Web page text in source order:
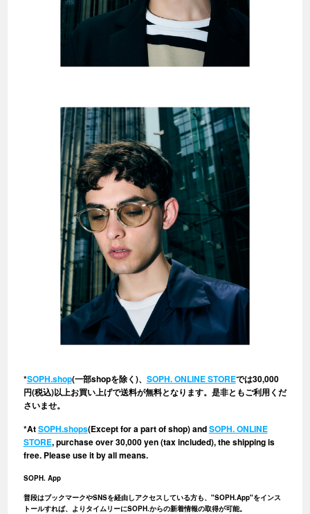
*SOPH.shop(一部shopを除く)、 SOPH. ONLINE STOREでは30,000
円(税込)以上お買い上げで送料が無料となります。是非ともご利用くだ
さいませ。
*AtSOPH.shops(Except for a part of shop) andSOPH. ONLINE
STORE, purchase over 30,000 yen (tax included), the shipping is
free. Please use it by all means.
SOPH. App
普段はブックマークやSNSを経由しアクセスしている方も、"SOPH.App"をインス
トールすれば、よりタイムリーにSOPH.からの新着情報の取得が可能。